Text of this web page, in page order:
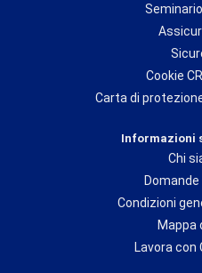
Cookie
Carta di
Informazioni
Chi
Condizioni
Mappa
Lavora con